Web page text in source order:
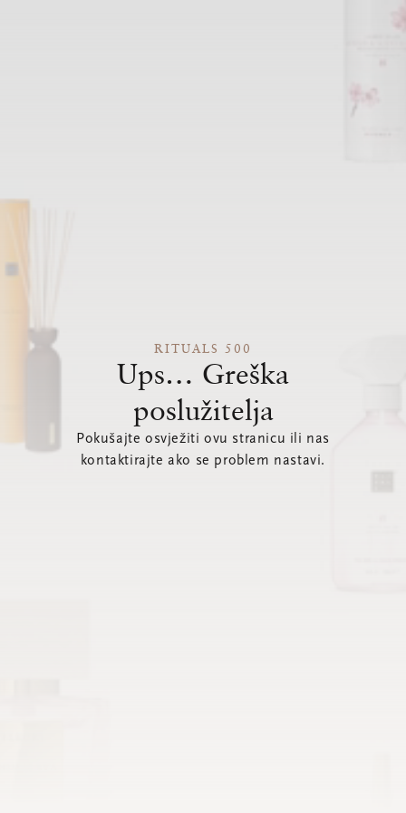
RITUALS 500
Ups… Greška
poslužitelja
Pokušajte osvježiti ovu stranicu ili nas
kontaktirajte ako se problem nastavi.